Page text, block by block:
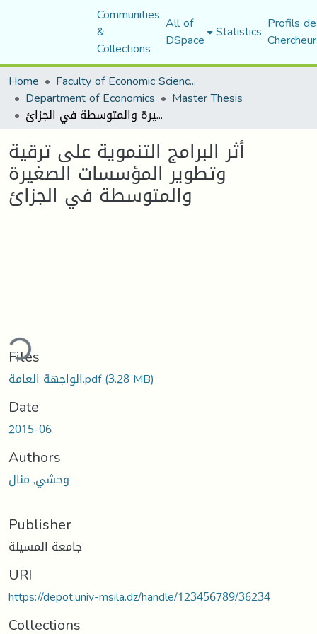
Communities
&
Collections
All of
DSpace Statistics Profils
Home
Faculty of Economic Sciences, Commerce and Management Sciences
Department of Economics Master Thesis
أثر البرامج التنموية على ترقية وتطوير المؤسسات الصغيرة والمتوسطة في الجزائ
أثر البرامج التنموية على ترقية
وتطوير المؤسسات الصغيرة
والمتوسطة في الجزائ
Files
الواجهة العامة.pdf(3.28 MB)
Date
2015-06
Authors
وحشي, منال
Publisher
جامعة المسيلة
URI
https://depot.univ-msila.dz/handle/123456789/36234
Collections